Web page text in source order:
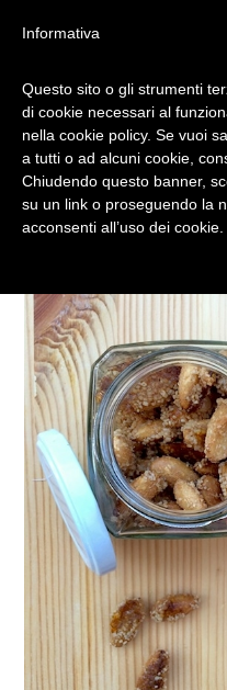
RICETTA
2014:
IN
Informativa
Questo sito o gli strumenti
di cookie necessari al
nella cookie policy. Se vuoi
a tutti o ad alcuni cookie,
Chiudendo questo banner,
su un link o proseguendo la
acconsenti all’uso dei cookie.